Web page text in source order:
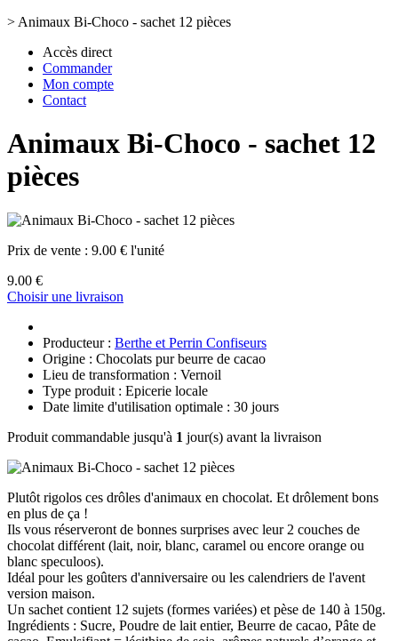
> Animaux Bi-Choco - sachet 12 pièces
Accès direct
Commander
Mon compte
Contact
Animaux Bi-Choco - sachet 12
pièces
Prix de vente : 9.00 € l'unité
9.00 €
Choisir une livraison
Producteur : Berthe et Perrin Confiseurs
Origine : Chocolats pur beurre de cacao
Lieu de transformation : Vernoil
Type produit : Epicerie locale
Date limite d'utilisation optimale : 30 jours
Produit commandable jusqu'à 1 jour(s) avant la livraison
Plutôt rigolos ces drôles d'animaux en chocolat. Et drôlement bons
en plus de ça !
Ils vous réserveront de bonnes surprises avec leur 2 couches de
chocolat différent (lait, noir, blanc, caramel ou encore orange ou
blanc speculoos).
Idéal pour les goûters d'anniversaire ou les calendriers de l'avent
version maison.
Un sachet contient 12 sujets (formes variées) et pèse de 140 à 150g.
Ingrédients : Sucre, Poudre de lait entier, Beurre de cacao, Pâte de